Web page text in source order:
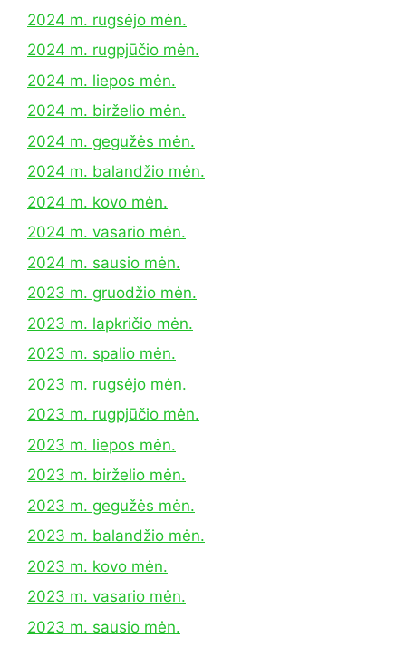
2024 m. rugsėjo mėn.
2024 m. rugpjūčio mėn.
2024 m. liepos mėn.
2024 m. birželio mėn.
2024 m. gegužės mėn.
2024 m. balandžio mėn.
2024 m. kovo mėn.
2024 m. vasario mėn.
2024 m. sausio mėn.
2023 m. gruodžio mėn.
2023 m. lapkričio mėn.
2023 m. spalio mėn.
2023 m. rugsėjo mėn.
2023 m. rugpjūčio mėn.
2023 m. liepos mėn.
2023 m. birželio mėn.
2023 m. gegužės mėn.
2023 m. balandžio mėn.
2023 m. kovo mėn.
2023 m. vasario mėn.
2023 m. sausio mėn.